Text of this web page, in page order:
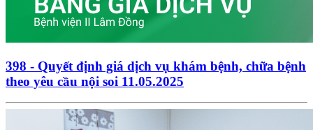
398 - Quyết định giá dịch vụ khám bệnh, chữa bệnh
theo yêu cầu nội soi 11.05.2025